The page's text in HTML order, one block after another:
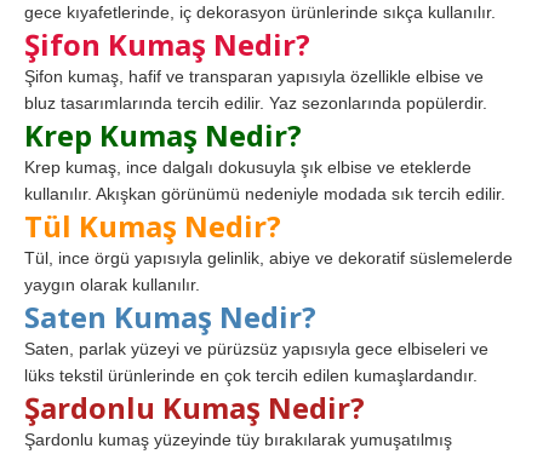
gece kıyafetlerinde, iç dekorasyon ürünlerinde sıkça kullanılır.
Şifon Kumaş Nedir?
Şifon kumaş, hafif ve transparan yapısıyla özellikle elbise ve
bluz tasarımlarında tercih edilir. Yaz sezonlarında popülerdir.
Krep Kumaş Nedir?
Krep kumaş, ince dalgalı dokusuyla şık elbise ve eteklerde
kullanılır. Akışkan görünümü nedeniyle modada sık tercih edilir.
Tül Kumaş Nedir?
Tül, ince örgü yapısıyla gelinlik, abiye ve dekoratif süslemelerde
yaygın olarak kullanılır.
Saten Kumaş Nedir?
Saten, parlak yüzeyi ve pürüzsüz yapısıyla gece elbiseleri ve
lüks tekstil ürünlerinde en çok tercih edilen kumaşlardandır.
Şardonlu Kumaş Nedir?
Şardonlu kumaş yüzeyinde tüy bırakılarak yumuşatılmış